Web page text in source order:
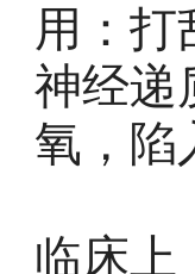
用：打
神经递
氧，陷
临床上